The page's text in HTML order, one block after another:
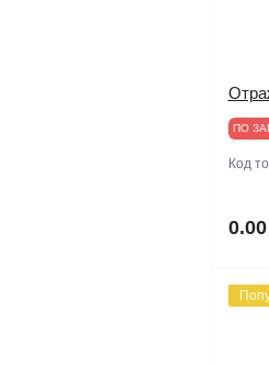
ПО
Код